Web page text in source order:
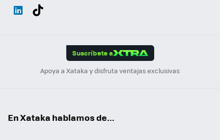
Suscríbete a
Apoya a Xataka y disfruta ventajas exclusivas
En Xataka hablamos de...